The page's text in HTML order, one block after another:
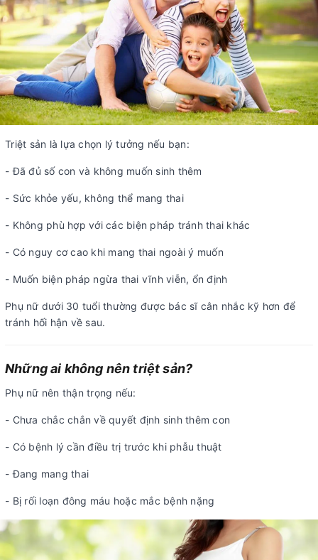
Triệt sản là lựa chọn lý tưởng nếu bạn:
- Đã đủ số con và không muốn sinh thêm
- Sức khỏe yếu, không thể mang thai
- Không phù hợp với các biện pháp tránh thai khác
- Có nguy cơ cao khi mang thai ngoài ý muốn
- Muốn biện pháp ngừa thai vĩnh viễn, ổn định
Phụ nữ dưới 30 tuổi thường được bác sĩ cân nhắc kỹ hơn để
tránh hối hận về sau.
Những ai không nên triệt sản?
Phụ nữ nên thận trọng nếu:
- Chưa chắc chắn về quyết định sinh thêm con
- Có bệnh lý cần điều trị trước khi phẫu thuật
- Đang mang thai
- Bị rối loạn đông máu hoặc mắc bệnh nặng